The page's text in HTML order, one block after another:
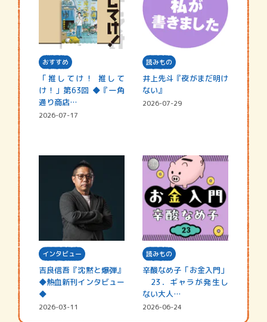
おすすめ
「推してけ！ 推して
け！」第63回 ◆『一角
通り商店…
2026-07-17
読みもの
井上先斗『夜がまだ明け
ない』
2026-07-29
インタビュー
吉良信吾『沈黙と爆弾』
◆熱血新刊インタビュー
◆
2026-03-11
読みもの
辛酸なめ子「お金入門」
23．ギャラが発生し
ない大人…
2026-06-24